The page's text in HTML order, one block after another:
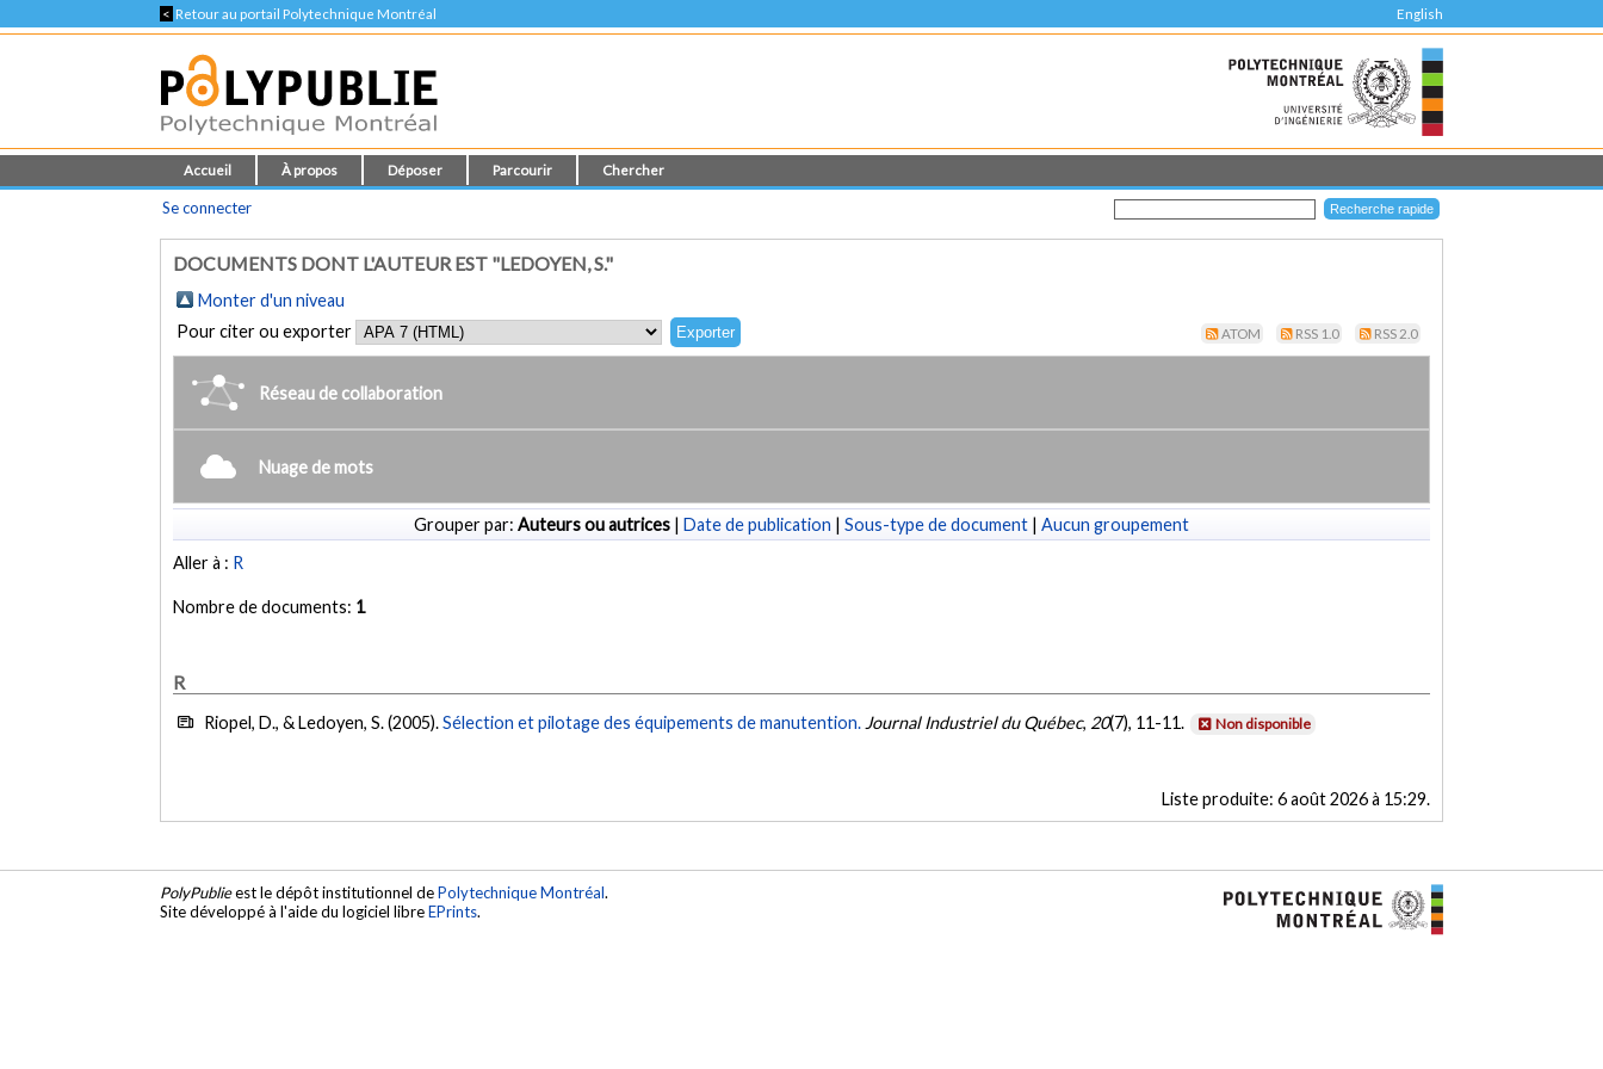
< Retour au portail Polytechnique Montréal English
Accueil À propos Déposer Parcourir Chercher
Se connecter
DOCUMENTS DONT L'AUTEUR EST "LEDOYEN, S."
Monter d'un niveau
Pour citer ou exporter
ATOM RSS 1.0 RSS 2.0
Réseau de collaboration
Nuage de mots
Grouper par: Auteurs ou autrices | Date de publication | Sous-type de document | Aucun groupement
Aller à : R
Nombre de documents: 1
R
Riopel, D., & Ledoyen, S. (2005).Sélection et pilotage des équipements de manutention. Journal Industriel du Québec, 20(7), 11-11. Non disponible
Liste produite: 6 août 2026 à 15:29.
PolyPublieest le dépôt institutionnel dePolytechnique Montréal.
Site développé à l'aide du logiciel libreEPrints.